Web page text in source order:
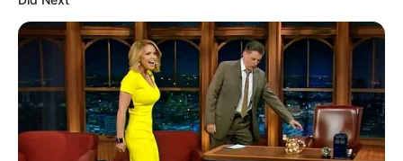
ശേഖരിക്കുന്നുണ്ട്.
മൃതദേഹം ഇൻക്വസ്റ്റ് നടപടികൾക്ക് ശേഷം
പോസ്റ്റ്മോർട്ടത്തിനായി ആശുപത്രിയിലേക്ക് മാറ്റും.
പോസ്റ്റ്മോർട്ടം റിപ്പോർട്ടും ഫോറൻസിക്
പരിശോധനാ ഫലവും ലഭിക്കുന്നതോടെ
മരണത്തിന്റെ യഥാർഥ കാരണത്തിലും